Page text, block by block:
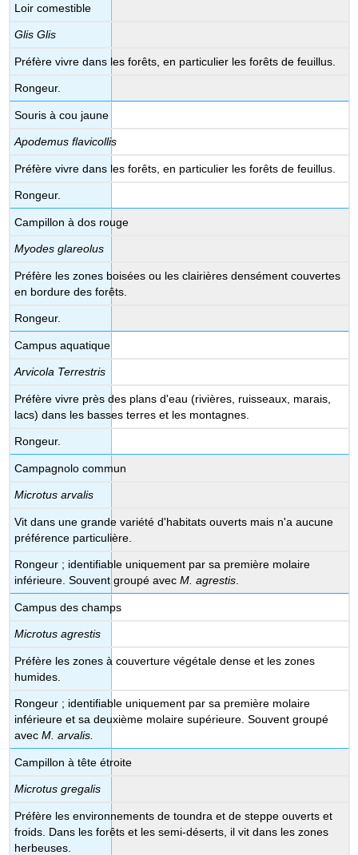
Loir comestible
Glis Glis
Préfère vivre dans les forêts, en particulier les forêts de feuillus.
Rongeur.
Souris à cou jaune
Apodemus flavicollis
Préfère vivre dans les forêts, en particulier les forêts de feuillus.
Rongeur.
Campillon à dos rouge
Myodes glareolus
Préfère les zones boisées ou les clairières densément couvertes
en bordure des forêts.
Rongeur.
Campus aquatique
Arvicola Terrestris
Préfère vivre près des plans d'eau (rivières, ruisseaux, marais,
lacs) dans les basses terres et les montagnes.
Rongeur.
Campagnolo commun
Microtus arvalis
Vit dans une grande variété d'habitats ouverts mais n'a aucune
préférence particulière.
Rongeur ; identifiable uniquement par sa première molaire
inférieure. Souvent groupé avecM. agrestis.
Campus des champs
Microtus agrestis
Préfère les zones à couverture végétale dense et les zones
humides.
Rongeur ; identifiable uniquement par sa première molaire
inférieure et sa deuxième molaire supérieure. Souvent groupé
avecM. arvalis.
Campillon à tête étroite
Microtus gregalis
Préfère les environnements de toundra et de steppe ouverts et
froids. Dans les forêts et les semi-déserts, il vit dans les zones
herbeuses.